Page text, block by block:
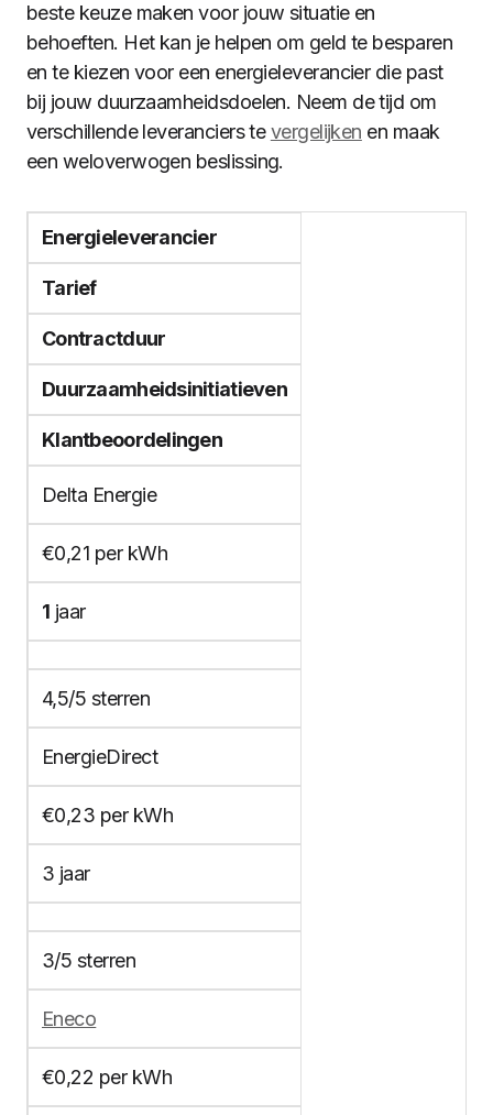
beste keuze maken voor jouw situatie en
behoeften. Het kan je helpen om geld te besparen
en te kiezen voor een energieleverancier die past
bij jouw duurzaamheidsdoelen. Neem de tijd om
verschillende leveranciers tevergelijken en maak
een weloverwogen beslissing.
Energieleverancier
Tarief
Contractduur
Duurzaamheidsinitiatieven
Klantbeoordelingen
Delta Energie
€0,21 per kWh
1 jaar
4,5/5 sterren
EnergieDirect
€0,23 per kWh
3 jaar
3/5 sterren
Eneco
€0,22 per kWh